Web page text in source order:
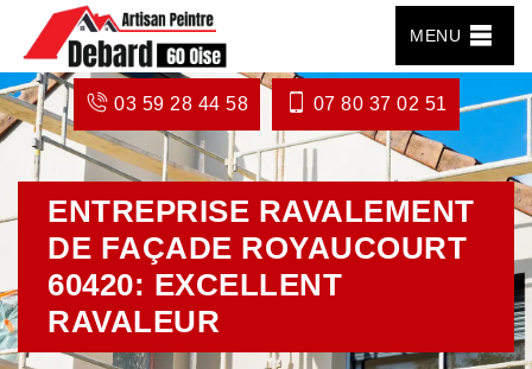
MENU
03 59 28 44 58 07 80 37 02 51
ENTREPRISE RAVALEMENT
DE FAÇADE ROYAUCOURT
60420: EXCELLENT
RAVALEUR